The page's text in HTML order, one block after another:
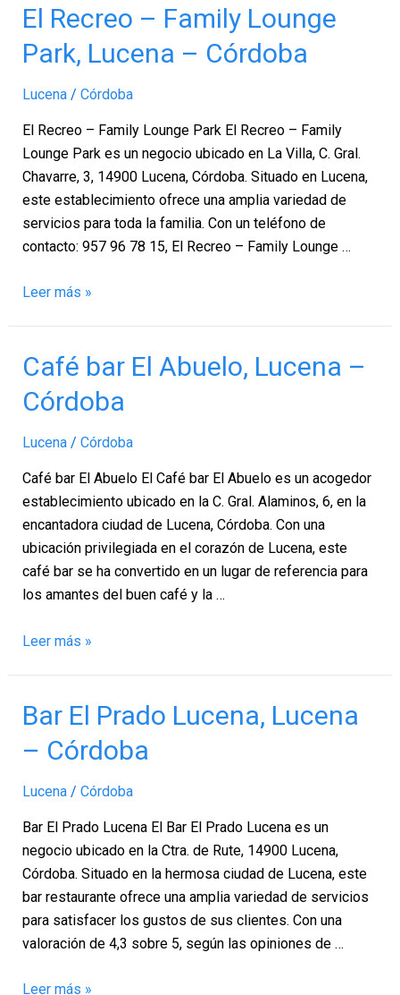
El Recreo – Family Lounge
Park, Lucena – Córdoba
Lucena/ Córdoba
El Recreo – Family Lounge Park El Recreo – Family
Lounge Park es un negocio ubicado en La Villa, C. Gral.
Chavarre, 3, 14900 Lucena, Córdoba. Situado en Lucena,
este establecimiento ofrece una amplia variedad de
servicios para toda la familia. Con un teléfono de
contacto: 957 96 78 15, El Recreo – Family Lounge …
El
Recreo
–
Lounge
Park,
Lucena
–
Córdoba
Leer más »
Café bar El Abuelo, Lucena –
Córdoba
Lucena/ Córdoba
Café bar El Abuelo El Café bar El Abuelo es un acogedor
establecimiento ubicado en la C. Gral. Alaminos, 6, en la
encantadora ciudad de Lucena, Córdoba. Con una
ubicación privilegiada en el corazón de Lucena, este
café bar se ha convertido en un lugar de referencia para
los amantes del buen café y la …
Café
El
Lucena
–
Córdoba
Leer más »
Bar El Prado Lucena, Lucena
– Córdoba
Lucena/ Córdoba
Bar El Prado Lucena El Bar El Prado Lucena es un
negocio ubicado en la Ctra. de Rute, 14900 Lucena,
Córdoba. Situado en la hermosa ciudad de Lucena, este
bar restaurante ofrece una amplia variedad de servicios
para satisfacer los gustos de sus clientes. Con una
valoración de 4,3 sobre 5, según las opiniones de …
Bar
El
Prado
Lucena
–
Córdoba
Leer más »